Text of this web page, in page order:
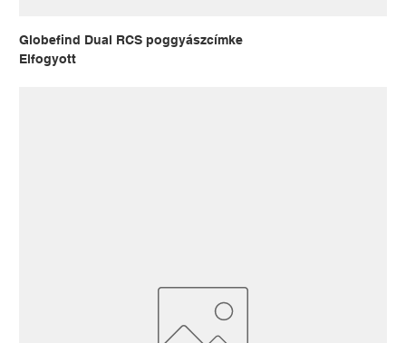
Globefind Dual RCS poggyászcímke
Elfogyott